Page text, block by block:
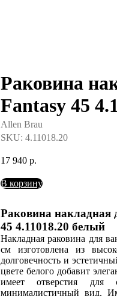
Раковина
Fantasy 45
Allen Brau
SKU: 4.11018.20
17 940 р.
В корзину
Раковина накладная
45 4.11018.20 белый
Накладная раковина для
см изготовлена из
долговечность и
цвете белого добавит
имеет отверстия для
минималистичный вид.